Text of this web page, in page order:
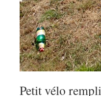
Petit vélo